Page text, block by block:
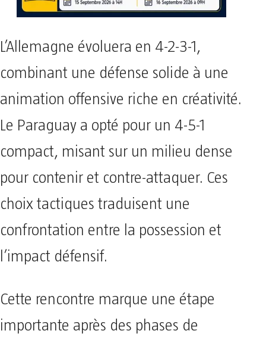
L’Allemagne évoluera en 4-2-3-1,
combinant une défense solide à une
animation offensive riche en créativité.
Le Paraguay a opté pour un 4-5-1
compact, misant sur un milieu dense
pour contenir et contre-attaquer. Ces
choix tactiques traduisent une
confrontation entre la possession et
l’impact défensif.
Cette rencontre marque une étape
importante après des phases de